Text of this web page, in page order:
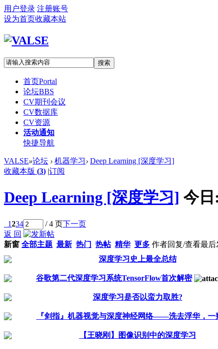
用户登录 注册账号
设为首页收藏本站
搜索
首页Portal
论坛BBS
CV期刊会议
CV数据库
CV资源
活动通知
快捷导航
VALSE»论坛 › 机器学习› Deep Learning [深度学习]
收藏本版 (3) |订阅
Deep Learning [深度学习] 今
1234 / 4 页下一页
返 回
新窗 全部主题 最新 热门 热帖 精华 更多 作者回复/查看最后
深度学习史上最全总结
谷歌第二代深度学习系统TensorFlow首次解密
深度学习是否以蛮力取胜?
『剑指』机器视觉与深度神经网络——洗去浮华，一
【王晓刚】图像识别中的深度学习